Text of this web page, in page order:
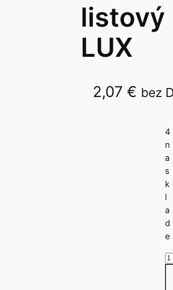
listový
LUX
2,07 € bez
4
n
a
s
k
l
a
d
e
m